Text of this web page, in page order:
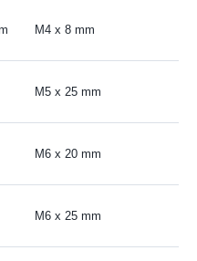
M4 x 8 mm
M5 x 25 mm
M6 x 20 mm
M6 x 25 mm